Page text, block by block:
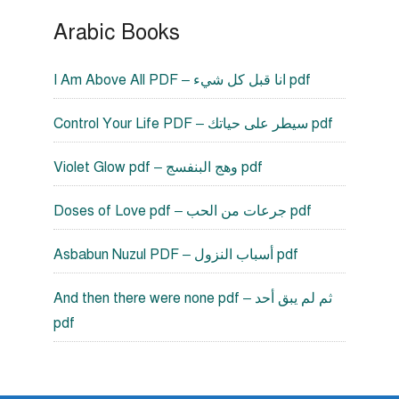
Arabic Books
I Am Above All PDF – انا قبل كل شيء pdf
Control Your Life PDF – سيطر على حياتك pdf
Violet Glow pdf – وهج البنفسج pdf
Doses of Love pdf – جرعات من الحب pdf
Asbabun Nuzul PDF – أسباب النزول pdf
And then there were none pdf – ثم لم يبق أحد
pdf